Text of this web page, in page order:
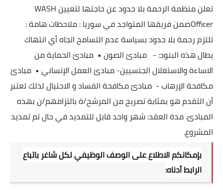
تعلن منظمة الرحمة بلا حدود عن حاجتها لتعيين WASH
Officerضمن فريقها المتواجد في سوريا : ملاحظات هامة :
تلتزم رحمة بلا حدود بسياسة عدم التسامح اتجاه أي انتهاك
يطال هذه البنود: - مبادئ الصون •⁠ ⁠مبادئ الحماية من
الاساءة والاستغلال الجنسيين- مبادئ العمل الإنساني •⁠ ⁠مبادئ
مكافحة الإرهاب - مبادئ مكافحة الفساد و الاحتيال لذلك تعتبر
أن التقدم هو بمثابة تصريح من المرشح/ة بالتزامهم/ن بهذه
المبادئ. مدة العقد: شهر واحد قابل للتمديد في حال تم تمديد
المشروع.
بإمكانكم الاطلاع على الوصف الوظيفي لكل شاغر باتباع
الرابط أدناه: